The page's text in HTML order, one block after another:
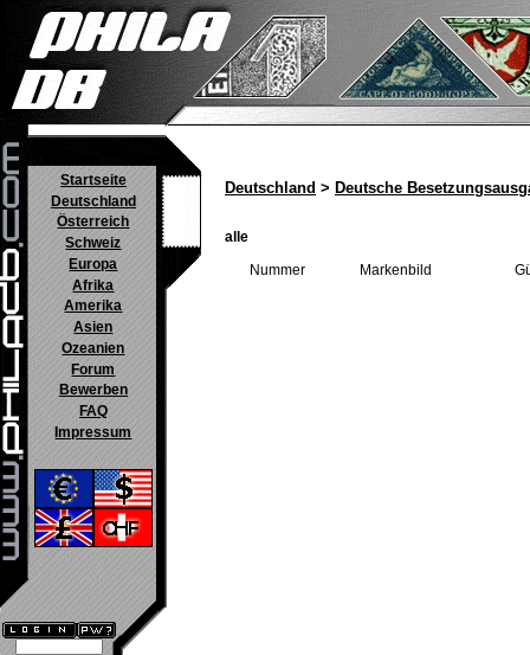
Startseite
Deutschland
Österreich
Schweiz
Europa
Afrika
Amerika
Asien
Ozeanien
Forum
Bewerben
FAQ
Impressum
Deutschland > Deutsche
alle
Nummer Markenbild